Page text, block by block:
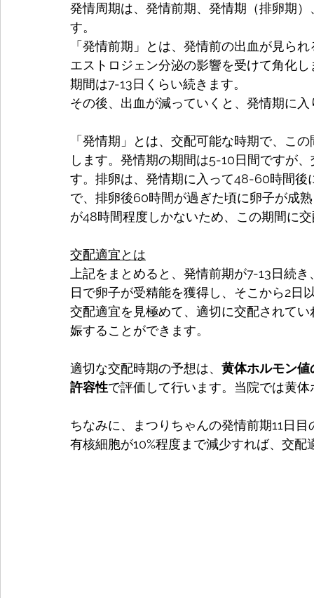
発情周期は、発情前期、発情期（排卵期
す。
「発情前期」とは、発情前の出血が見ら
エストロジェン分泌の影響を受けて角化
期間は7-13日くらい続きます。
その後、出血が減っていくと、発情期に入
「発情期」とは、交配可能な時期で、こ
します。発情期の期間は5-10日間ですが
す。排卵は、発情期に入って48-60時間後
で、排卵後60時間が過ぎた頃に卵子が成
が48時間程度しかないため、この期間に
交配適宜とは
上記をまとめると、発情前期が7-13日続
日で卵子が受精能を獲得し、そこから2日
交配適宜を見極めて、適切に交配されて
娠することができます。
適切な交配時期の予想は、 黄体ホルモン
許容性で評価して行います。当院では黄
ちなみに、まつりちゃんの発情前期11日目
有核細胞が10%程度まで減少すれば、交